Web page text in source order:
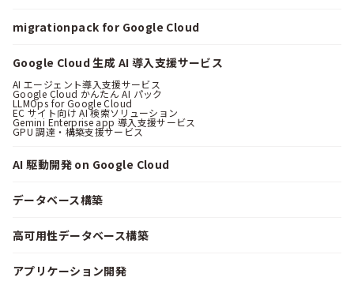
migrationpack for Google Cloud
Google Cloud 生成 AI 導入支援サービス
AI エージェント導入支援サービス
Google Cloud かんたん AI パック
LLMOps for Google Cloud
EC サイト向け AI 検索ソリューション
Gemini Enterprise app 導入支援サービス
GPU 調達・構築支援サービス
AI 駆動開発 on Google Cloud
データベース構築
高可用性データベース構築
アプリケーション開発